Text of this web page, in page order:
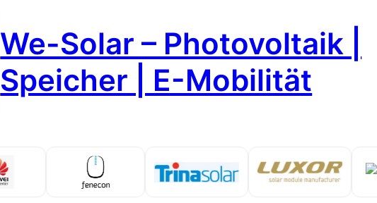
We-Solar – Photovoltaik |
Speicher | E-Mobilität